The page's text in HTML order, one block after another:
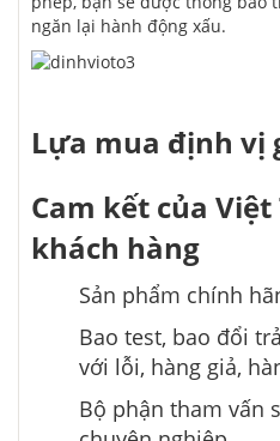
ngăn lại hành động xấu.
Lựa mua định vị
Cam kết của Việt
khách hàng
Sản phẩm chính
Bao test, bao đổi trả
với lỗi, hàng giả,
Bộ phận tham vấn